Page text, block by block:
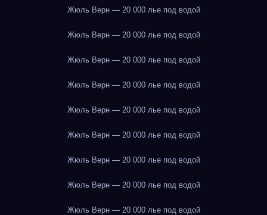
Жюль Верн — 20 000 лье под водой
Жюль Верн — 20 000 лье под водой
Жюль Верн — 20 000 лье под водой
Жюль Верн — 20 000 лье под водой
Жюль Верн — 20 000 лье под водой
Жюль Верн — 20 000 лье под водой
Жюль Верн — 20 000 лье под водой
Жюль Верн — 20 000 лье под водой
Жюль Верн — 20 000 лье под водой